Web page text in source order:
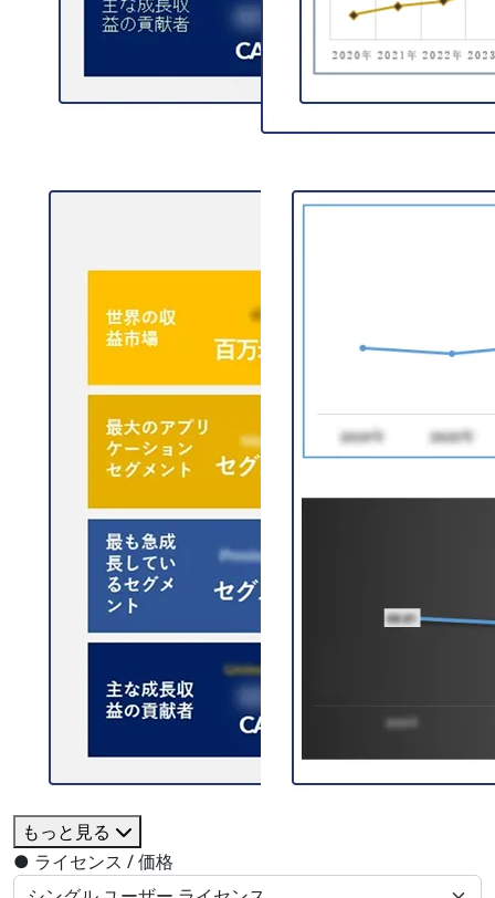
もっと見る
● ライセンス / 価格